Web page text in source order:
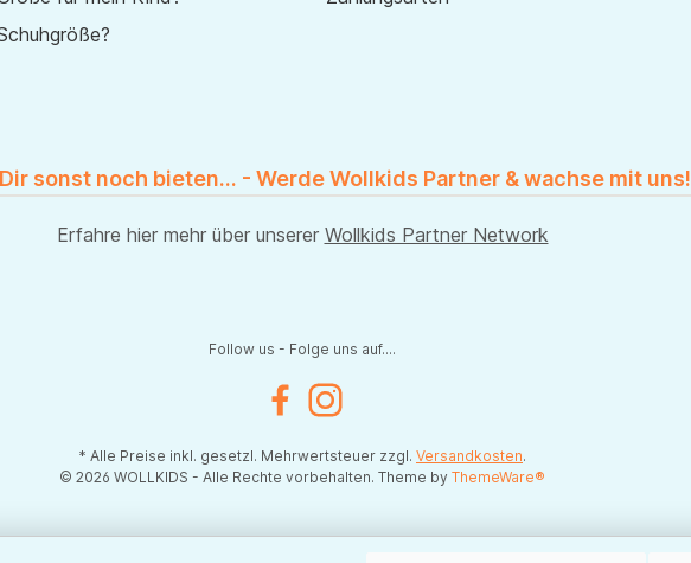
sonst noch bieten... - Werde Wollkids Partner & wachse mit uns!
Erfahre hier mehr über unserer Wollkids Partner Network
Follow us - Folge uns auf....
FacebookInstagram
* Alle Preise inkl. gesetzl. Mehrwertsteuer zzgl. Versandkosten.
© 2026 WOLLKIDS - Alle Rechte vorbehalten. Theme by ThemeWare®